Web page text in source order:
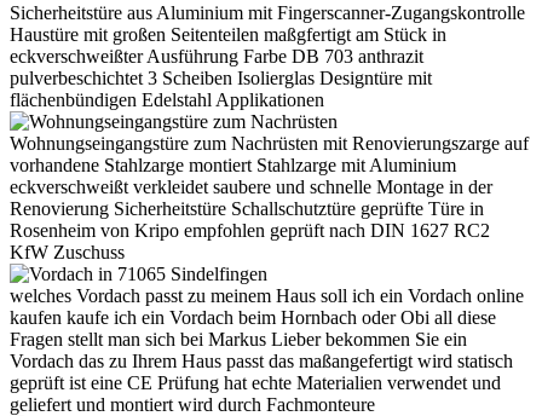
Sicherheitstüre aus Aluminium mit Fingerscanner-Zugangskontrolle
Haustüre mit großen Seitenteilen maßgfertigt am Stück in
eckverschweißter Ausführung Farbe DB 703 anthrazit
pulverbeschichtet 3 Scheiben Isolierglas Designtüre mit
flächenbündigen Edelstahl Applikationen
Wohnungseingangstüre zum Nachrüsten mit Renovierungszarge auf
vorhandene Stahlzarge montiert Stahlzarge mit Aluminium
eckverschweißt verkleidet saubere und schnelle Montage in der
Renovierung Sicherheitstüre Schallschutztüre geprüfte Türe in
Rosenheim von Kripo empfohlen geprüft nach DIN 1627 RC2
KfW Zuschuss
welches Vordach passt zu meinem Haus soll ich ein Vordach online
kaufen kaufe ich ein Vordach beim Hornbach oder Obi all diese
Fragen stellt man sich bei Markus Lieber bekommen Sie ein
Vordach das zu Ihrem Haus passt das maßangefertigt wird statisch
geprüft ist eine CE Prüfung hat echte Materialien verwendet und
geliefert und montiert wird durch Fachmonteure